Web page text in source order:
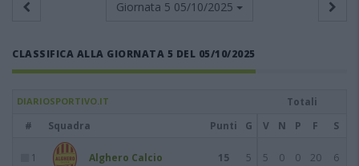
Giornata 5 05/10/2025
CLASSIFICA ALLA GIORNATA 5 DEL 05/10/2025
DIARIOSPORTIVO.IT
Totali
#
Squadra Punti G V N P F S
1 Alghero Calcio 15 5 5 0 0 20 6